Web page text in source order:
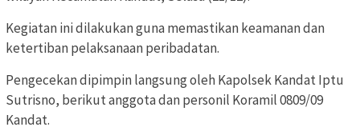
Kegiatan ini dilakukan guna memastikan keamanan dan
ketertiban pelaksanaan peribadatan.
Pengecekan dipimpin langsung oleh Kapolsek Kandat Iptu
Sutrisno, berikut anggota dan personil Koramil 0809/09
Kandat.